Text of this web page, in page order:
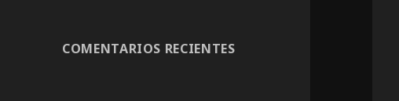
COMENTARIOS RECIENTES